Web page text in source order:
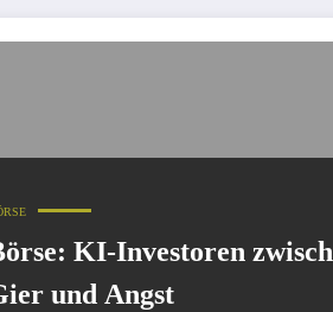
KI-Investoren
und Angst